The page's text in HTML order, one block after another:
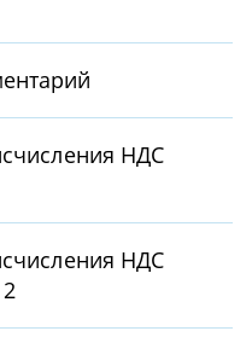
НДС
НДС